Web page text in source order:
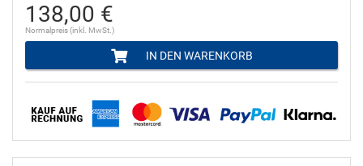
138,00 €
Normalpreis (inkl. MwSt.)
IN DEN WARENKORB